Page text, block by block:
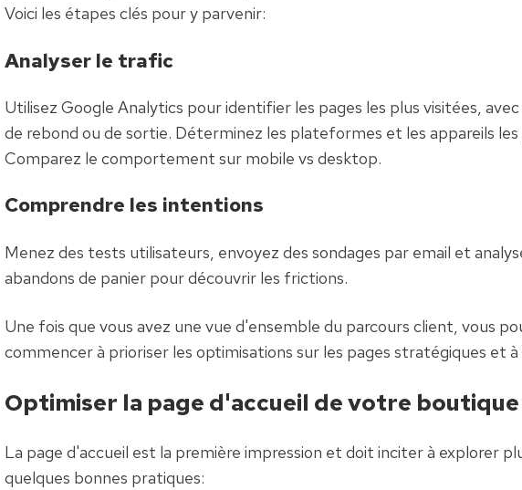
Voici les étapes clés pour y parvenir:
Analyser le trafic
Utilisez Google Analytics pour identifier les pages les plus visitées,
de rebond ou de sortie. Déterminez les plateformes et les appareils les
Comparez le comportement sur mobile vs desktop.
Comprendre les intentions
Menez des tests utilisateurs, envoyez des sondages par email et
abandons de panier pour découvrir les frictions.
Une fois que vous avez une vue d'ensemble du parcours client, vous
commencer à prioriser les optimisations sur les pages stratégiques et
Optimiser la page d'accueil de votre
La page d'accueil est la première impression et doit inciter à explorer
quelques bonnes pratiques: